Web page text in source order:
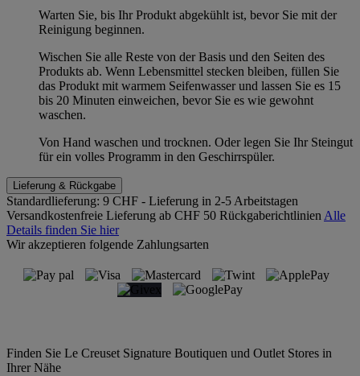
Warten Sie, bis Ihr Produkt abgekühlt ist, bevor Sie mit der
Reinigung beginnen.
Wischen Sie alle Reste von der Basis und den Seiten des
Produkts ab. Wenn Lebensmittel stecken bleiben, füllen Sie
das Produkt mit warmem Seifenwasser und lassen Sie es 15
bis 20 Minuten einweichen, bevor Sie es wie gewohnt
waschen.
Von Hand waschen und trocknen. Oder legen Sie Ihr Steingut
für ein volles Programm in den Geschirrspüler.
Lieferung & Rückgabe
Standardlieferung: 9 CHF - Lieferung in 2-5 Arbeitstagen
Versandkostenfreie Lieferung ab CHF 50 Rückgaberichtlinien Alle
Details finden Sie hier
Wir akzeptieren folgende Zahlungsarten
Finden Sie Le Creuset Signature Boutiquen und Outlet Stores in
Ihrer Nähe